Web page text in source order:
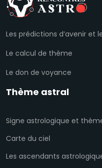
Les prédictions d’avenir et
Le calcul de thème
Le don de voyance
Thème astral
Signe astrologique et
Carte du ciel
Les ascendants